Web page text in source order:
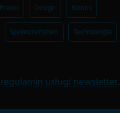
Prawo Design Biznes
Społeczeństwo Technologia
regulamin usługi newsletter.